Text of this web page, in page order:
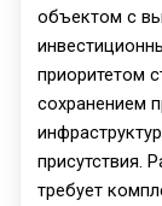
объектом с
приоритетом
сохранением
присутствия.
требует